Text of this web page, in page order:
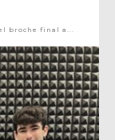
broche final a...